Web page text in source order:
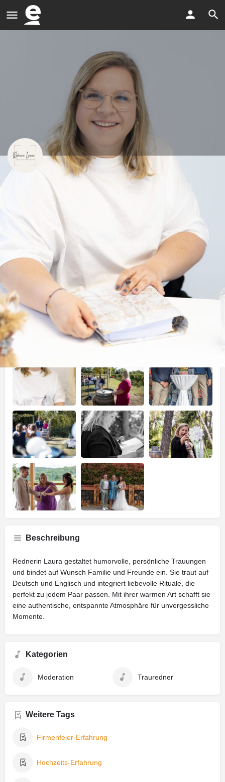
Rednerin Laura
Freie Trauungen
E-Mail senden
Zur Merkliste
WhatsApp E-Mail senden Jetzt anrufen
Beschreibung
Rednerin Laura gestaltet humorvolle, persönliche Trauungen
und bindet auf Wunsch Familie und Freunde ein. Sie traut auf
Deutsch und Englisch und integriert liebevolle Rituale, die
perfekt zu jedem Paar passen. Mit ihrer warmen Art schafft sie
eine authentische, entspannte Atmosphäre für unvergessliche
Momente.
Kategorien
Moderation Trauredner
Weitere Tags
Firmenfeier-Erfahrung
Hochzeits-Erfahrung